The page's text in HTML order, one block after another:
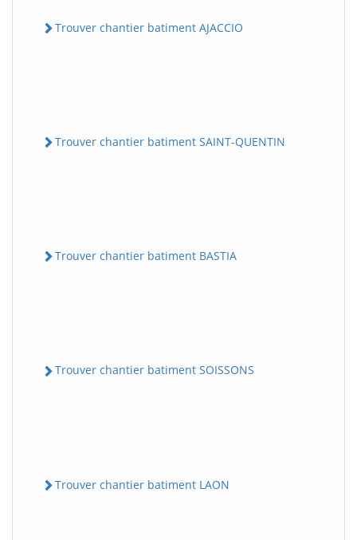
Trouver chantier batiment AJACCIO
Trouver chantier batiment SAINT-QUENTIN
Trouver chantier batiment BASTIA
Trouver chantier batiment SOISSONS
Trouver chantier batiment LAON